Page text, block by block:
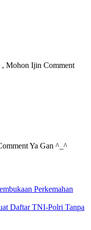
, Mohon Ijin Comment
Ya Gan ^_^
Daftar TNI-Polri Tanpa